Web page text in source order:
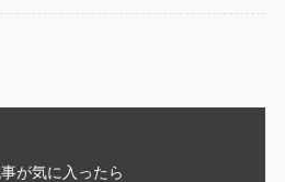
が気に入ったら